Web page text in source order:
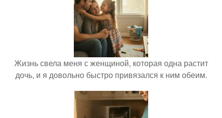
Жизнь свела меня с женщиной, которая одна растит
дочь, и я довольно быстро привязался к ним обеим.